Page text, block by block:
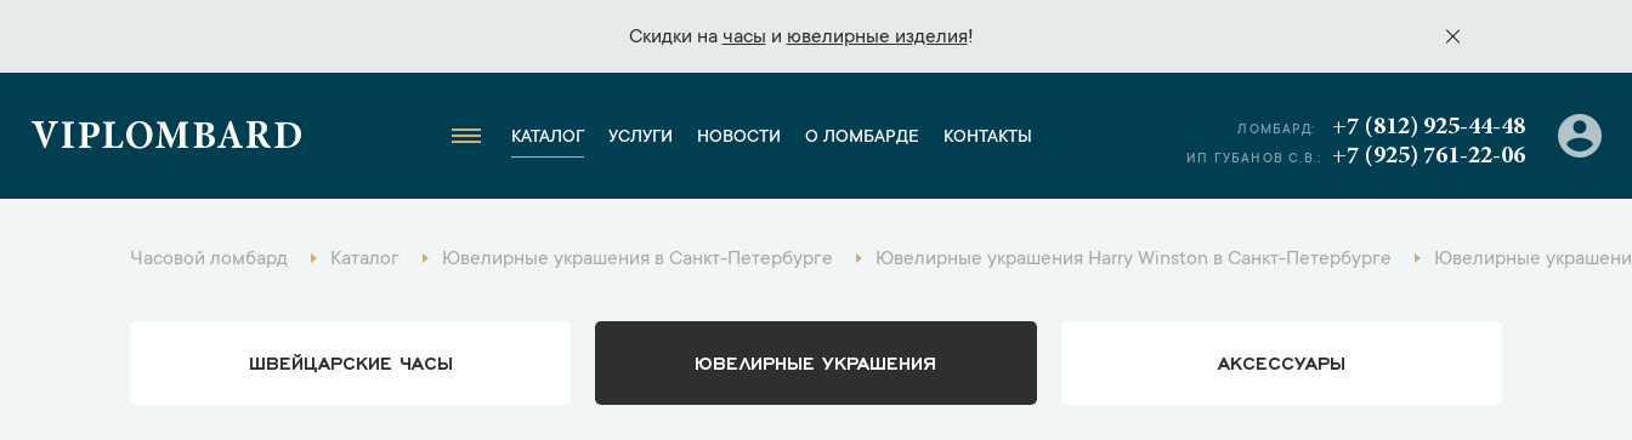
Скидки на часы и ювелирные изделия!
Скидки на часы и ювелирные изделия!
VIPLOMBARD КАТАЛОГ УСЛУГИ НОВОСТИ О ЛОМБАРДЕ КОНТАКТЫ ЛОМБАРД: +7 (812) 925-44-48
ИП ГУБАНОВ С.В.: +7 (925) 761-22-06
Часовой ломбард Каталог Ювелирные украшения в Санкт-Петербурге Ювелирные украшения Harry Winston в Санкт-Петербурге Ювелирные
ШВЕЙЦАРСКИЕ ЧАСЫ ЮВЕЛИРНЫЕ УКРАШЕНИЯ АКСЕССУАРЫ